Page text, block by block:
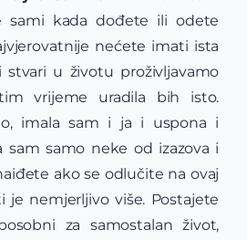
sami kada dođete ili odete
nećete imati ista
u životu proživljavamo
vrijeme uradila bih isto.
imala sam i ja i uspona i
sam samo neke od izazova i
ako se odlučite na ovaj
je nemjerljivo više. Postajete
za samostalan život,